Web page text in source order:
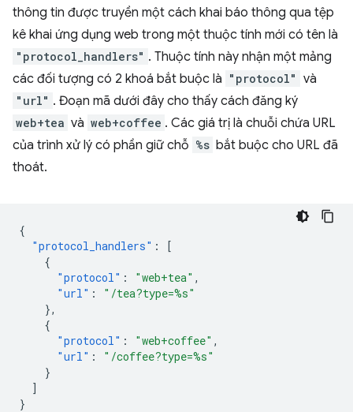
thông tin được truyền một cách khai báo thông qua tệp
kê khai ứng dụng web trong một thuộc tính mới có tên là
"protocol_handlers" . Thuộc tính này nhận một mảng
các đối tượng có 2 khoá bắt buộc là "protocol" và
"url" . Đoạn mã dưới đây cho thấy cách đăng ký
web+tea và web+coffee . Các giá trị là chuỗi chứa URL
của trình xử lý có phần giữ chỗ %s bắt buộc cho URL đã
thoát.
{
"protocol_handlers" :
[
{
"protocol" : "web+tea" ,
"url" :
"/tea?type=%s"
},
{
"protocol" : "web+coffee" ,
"url" :
"/coffee?type=%s"
}
]
}